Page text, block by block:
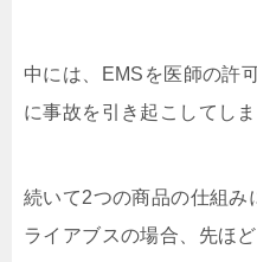
中には、EMSを医師の許
に事故を引き起こしてし
続いて2つの商品の仕組み
ライアブスの場合、先ほ